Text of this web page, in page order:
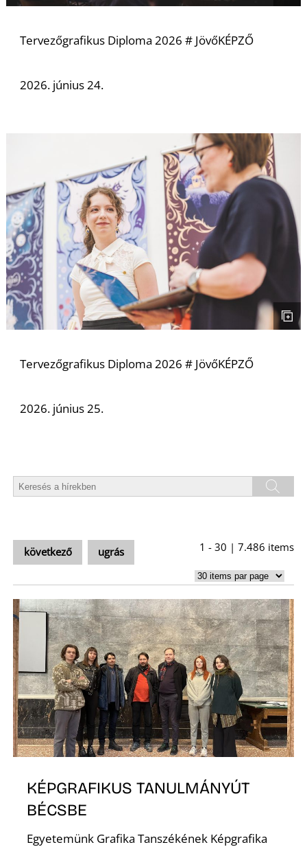
Tervezőgrafikus Diploma 2026 # JövőKÉPZŐ
2026. június 24.
Tervezőgrafikus Diploma 2026 # JövőKÉPZŐ
2026. június 25.
következő ugrás 1 - 30 | 7.486 items
KÉPGRAFIKUS TANULMÁNYÚT
BÉCSBE
Egyetemünk Grafika Tanszékének Képgrafika